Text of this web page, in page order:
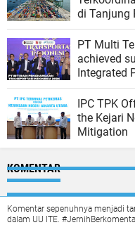
di Tanjung
PT Multi
achieved
Integrated
IPC TPK
the Kejari
Mitigation
KOMENTAR
Komentar sepenuhnya menjadi
dalam UU ITE.